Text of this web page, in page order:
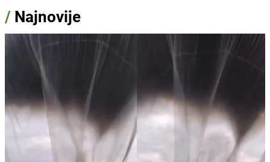
/ Najnovije